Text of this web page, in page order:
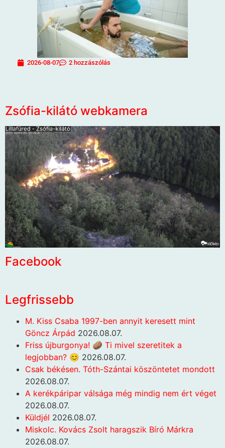
2026-08-07 2 hozzászólás
Zsófia-kilátó webkamera
Facebook
Legfrissebb
M. Kiss Csaba 1997-ben annyit keresett mint
Göncz Árpád 2026.08.07.
Friss újburgonya! 🥔 Ti mivel szeretitek a
legjobban? 😊 2026.08.07.
Csak békésen. Tóth-Szántai köszöntetet mondott
2026.08.07.
A kerékpáripar válsága még mindig nem ért véget
2026.08.07.
Küldjél 2026.08.07.
Miskolc. Kovács Zsolt haragszik Bíró Márkra
2026.08.07.